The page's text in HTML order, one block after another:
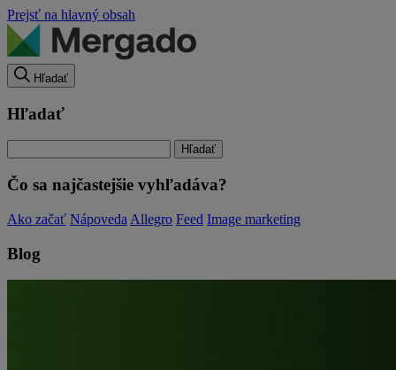
Prejsť na hlavný obsah
Hľadať
Hľadať
Čo sa najčastejšie vyhľadáva?
Ako začať Nápoveda Allegro Feed Image marketing
Blog